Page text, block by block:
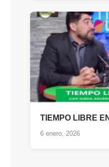
TIEMPO LIBRE
6 enero, 2026